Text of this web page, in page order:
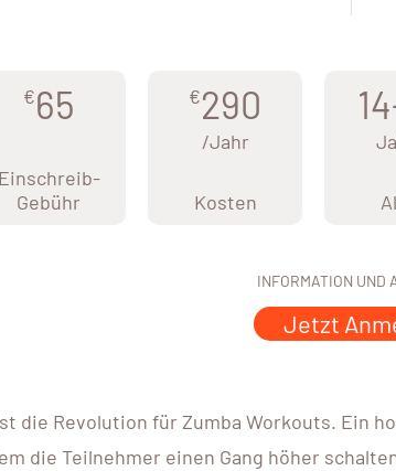
€65
Einschreib-
Gebühr
€290
/Jahr
Kosten
INFORMATION UND
Jetzt
ist die Revolution für Zumba Workouts.
die Teilnehmer einen Gang höher